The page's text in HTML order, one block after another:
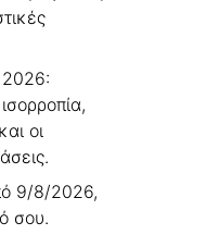
οι
9/8/2026,
σου.